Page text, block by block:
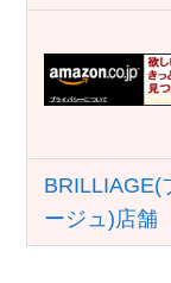
BRILLIAGE(
ージュ)店舗